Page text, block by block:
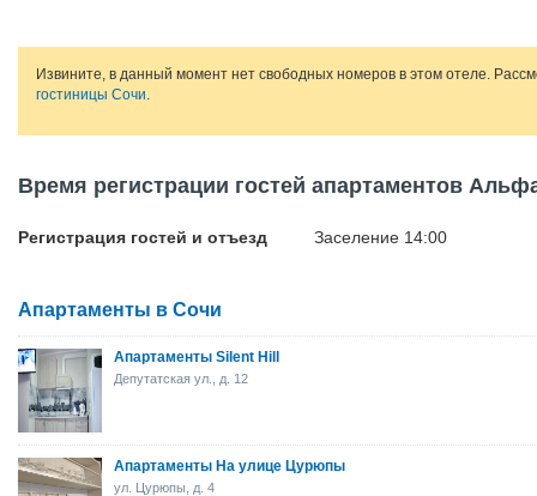
Извините, в данный момент нет свободных номеров в этом отеле.
гостиницы Сочи.
Время регистрации гостей апартаментов
Регистрация гостей и отъезд Заселение 14:00
Апартаменты в Сочи
Апартаменты Silent Hill
Депутатская ул., д. 12
Апартаменты На улице Цурюпы
ул. Цурюпы, д. 4